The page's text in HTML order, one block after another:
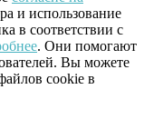
и использование
в соответствии с
. Они помогают
Вы можете
cookie в